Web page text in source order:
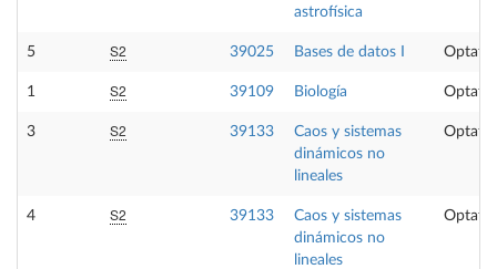
astrofísica
5 S2 39025 Bases de datos I
1 S2 39109 Biología
3 S2 39133
Caos y sistemas
dinámicos no
lineales
4 S2 39133
Caos y sistemas
dinámicos no
lineales